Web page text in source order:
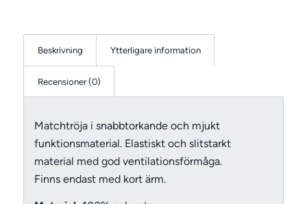
Beskrivning Ytterligare information
Recensioner (0)
Matchtröja i snabbtorkande och mjukt
funktionsmaterial. Elastiskt och slitstarkt
material med god ventilationsförmåga.
Finns endast med kort ärm.